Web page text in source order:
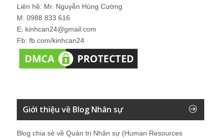
Liên hệ: Mr. Nguyễn Hùng Cường
M: 0988 833 616
E: kinhcan24@gmail.com
Fb: fb.com/kinhcan24
Giới thiệu về Blog Nhân sự
Blog chia sẻ về Quản trị Nhân sự (Human Resources